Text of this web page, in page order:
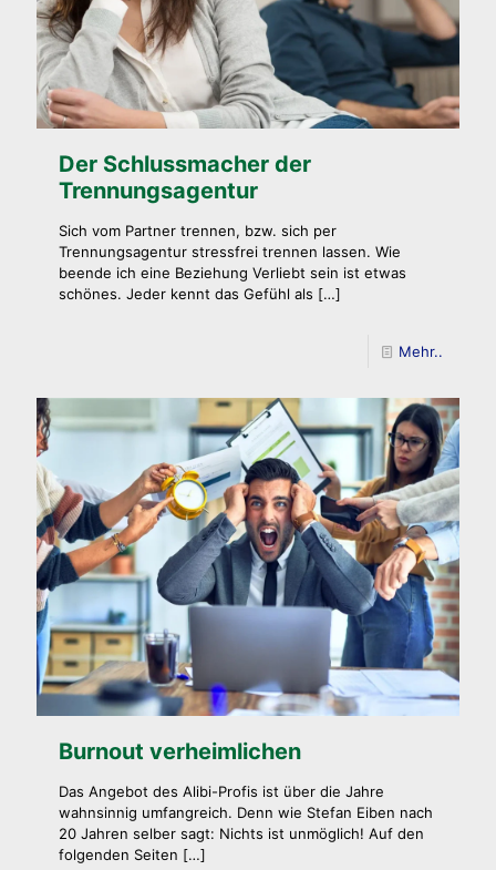
Der Schlussmacher der
Trennungsagentur
Sich vom Partner trennen, bzw. sich per
Trennungsagentur stressfrei trennen lassen. Wie
beende ich eine Beziehung Verliebt sein ist etwas
schönes. Jeder kennt das Gefühl als […]
Mehr..
Burnout verheimlichen
Das Angebot des Alibi-Profis ist über die Jahre
wahnsinnig umfangreich. Denn wie Stefan Eiben nach
20 Jahren selber sagt: Nichts ist unmöglich! Auf den
folgenden Seiten […]